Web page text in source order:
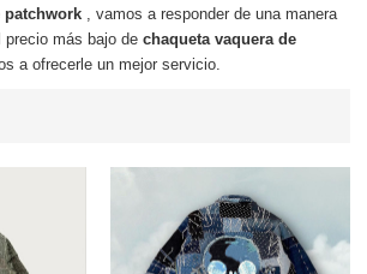
patchwork , vamos a responder de una manera
precio más bajo dechaqueta vaquera de
a ofrecerle un mejor servicio.